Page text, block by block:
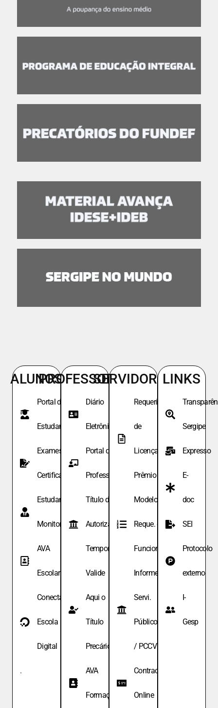
ALUNOS
Portal do
Estudante
Exames de
Certificação
Estudante
Monitor
AVA
Escolar
Conecta
Escola
Digital
.
PROFESSORES
Diário
Eletrônico
Portal do
Professor
Título de
Autoriza.
Temporária
Valide
Aqui o
Título
Precário
AVA
Formação
SERVIDORES
Requeri.
de
Licença
Prêmio
Modelo de
Reque. de
Funcionário
Informe
Servi.
Públicos
/ PCCV
Contracheque
Online
LINKS
Sergipe
Expresso
E-
doc
SEI
Protocolo
externo
I-
Gesp